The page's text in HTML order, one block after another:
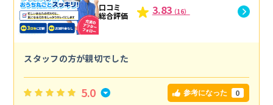
グへの口コミ
口コミ
総合評価
3.83（16）
スタッフの方が親切でした
5.0 参考になった 0